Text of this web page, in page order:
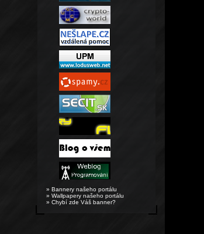
» Bannery našeho portálu
» Wallpapery našeho portálu
» Chybí zde Váš banner?